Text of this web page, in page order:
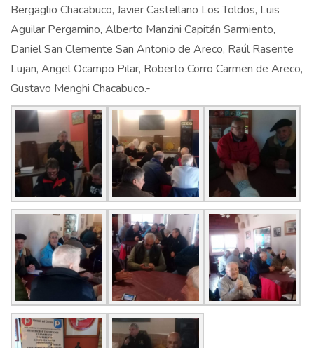
Bergaglio Chacabuco, Javier Castellano Los Toldos, Luis
Aguilar Pergamino, Alberto Manzini Capitán Sarmiento,
Daniel San Clemente San Antonio de Areco, Raúl Rasente
Lujan, Angel Ocampo Pilar, Roberto Corro Carmen de Areco,
Gustavo Menghi Chacabuco.-